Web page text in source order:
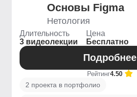
Основы Figma
Нетология
Длительность
3 видеолекции
Цена
Бесплатно
Подробнее
Рейтинг4.50
2 проекта в портфолио